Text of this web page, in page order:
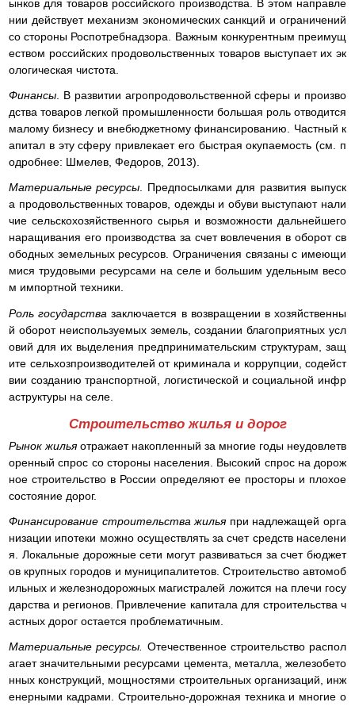
ынков для товаров российского производства. В этом направле
нии действует механизм экономических санкций и ограничений
со стороны Роспотребнадзора. Важным конкурентным преимущ
еством российских продовольственных товаров выступает их эк
ологическая чистота.
Финансы . В развитии агропродовольственной сферы и произво
дства товаров легкой промышленности большая роль отводится
малому бизнесу и внебюджетному финансированию. Частный к
апитал в эту сферу привлекает его быстрая окупаемость (см. п
одробнее: Шмелев, Федоров, 2013).
Материальные ресурсы. Предпосылками для развития выпуск
а продовольственных товаров, одежды и обуви выступают нали
чие сельскохозяйственного сырья и возможности дальнейшего
наращивания его производства за счет вовлечения в оборот св
ободных земельных ресурсов. Ограничения связаны с имеющи
мися трудовыми ресурсами на селе и большим удельным весо
м импортной техники.
Роль государства заключается в возвращении в хозяйственны
й оборот неиспользуемых земель, создании благоприятных усл
овий для их выделения предпринимательским структурам, защ
ите сельхозпроизводителей от криминала и коррупции, содейст
вии созданию транспортной, логистической и социальной инфр
аструктуры на селе.
Строительство жилья и дорог
Рынок жильяотражает накопленный за многие годы неудовлетв
оренный спрос со стороны населения. Высокий спрос на дорож
ное строительство в России определяют ее просторы и плохое
состояние дорог.
Финансирование строительства жильяпри надлежащей орга
низации ипотеки можно осуществлять за счет средств населени
я. Локальные дорожные сети могут развиваться за счет бюджет
ов крупных городов и муниципалитетов. Строительство автомоб
ильных и железнодорожных магистралей ложится на плечи госу
дарства и регионов. Привлечение капитала для строительства ч
астных дорог остается проблематичным.
Материальные ресурсы.
Отечественное строительство распол
агает значительными ресурсами цемента, металла, железобето
нных конструкций, мощностями строительных организаций, инж
енерными кадрами. Строительно-дорожная техника и многие о